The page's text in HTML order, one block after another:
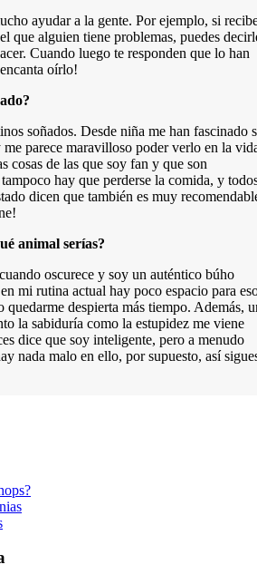
ayudar a la gente. Por ejemplo, si
que alguien tiene problemas, puedes
Cuando luego te responden que lo han
oírlo!
soñados. Desde niña me han fascinado
parece maravilloso poder verlo en la
cosas de las que soy fan y que son
hay que perderse la comida, y
dicen que también es muy
animal serías?
oscurece y soy un auténtico búho
mi rutina actual hay poco espacio para
quedarme despierta más tiempo. Además,
la sabiduría como la estupidez me viene
dice que soy inteligente, pero a menudo
nada malo en ello, por supuesto, así